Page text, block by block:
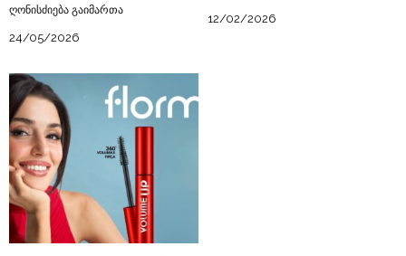
ღონისძიება გაიმართა
24/05/2026
12/02/2026